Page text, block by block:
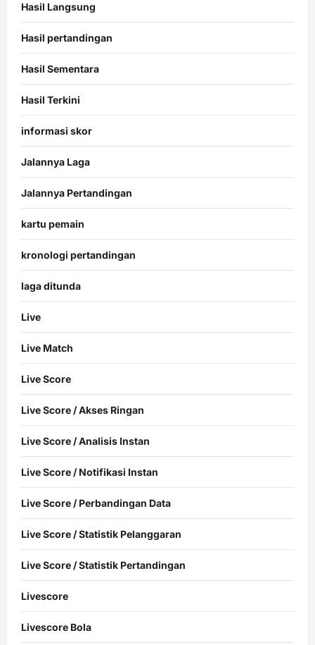
Hasil Langsung
Hasil pertandingan
Hasil Sementara
Hasil Terkini
informasi skor
Jalannya Laga
Jalannya Pertandingan
kartu pemain
kronologi pertandingan
laga ditunda
Live
Live Match
Live Score
Live Score / Akses Ringan
Live Score / Analisis Instan
Live Score / Notifikasi Instan
Live Score / Perbandingan Data
Live Score / Statistik Pelanggaran
Live Score / Statistik Pertandingan
Livescore
Livescore Bola